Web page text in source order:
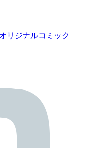
リジナルコミック